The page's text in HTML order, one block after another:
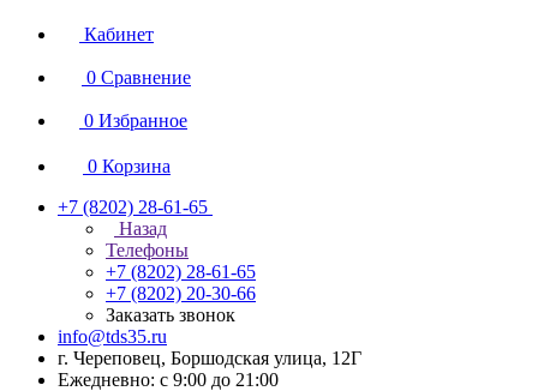
Кабинет
0 Сравнение
0 Избранное
0 Корзина
+7 (8202) 28‑61-65
Назад
Телефоны
+7 (8202) 28‑61-65
+7 (8202) 20‑30-66
Заказать звонок
info@tds35.ru
г. Череповец, Боршодская улица, 12Г
Ежедневно: с 9:00 до 21:00